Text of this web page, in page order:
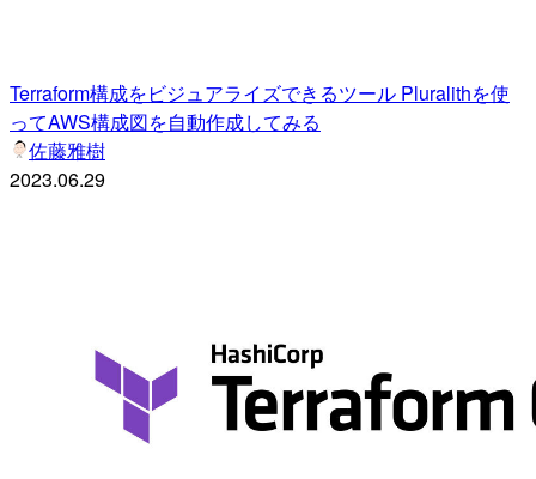
Terraform構成をビジュアライズできるツール Pluralithを使
ってAWS構成図を自動作成してみる
佐藤雅樹
2023.06.29